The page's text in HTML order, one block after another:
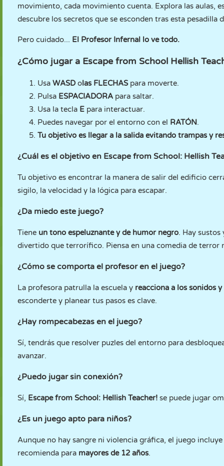
movimiento, cada movimiento cuenta. Explora las aulas,
descubre los secretos que se esconden tras esta pesadilla
Pero cuidado... El Profesor Infernal lo ve todo.
¿Cómo jugar a Escape from School Hellish
Usa WASD olas FLECHAS para moverte.
Pulsa ESPACIADORA para saltar.
Usa la tecla E para interactuar.
Puedes navegar por el entorno con el RATÓN.
Tu objetivo es llegar a la salida evitando trampas y
¿Cuál es el objetivo en Escape from School: Hellish
Tu objetivo es encontrar la manera de salir del edificio
sigilo, la velocidad y la lógica para escapar.
¿Da miedo este juego?
Tiene un tono espeluznante y de humor negro. Hay sustos
divertido que terrorífico. Piensa en una comedia de terror
¿Cómo se comporta el profesor en el juego?
La profesora patrulla la escuela y reacciona a los sonidos
esconderte y planear tus pasos es clave.
¿Hay rompecabezas en el juego?
Sí, tendrás que resolver puzles del entorno para
avanzar.
¿Puedo jugar sin conexión?
Sí, Escape from School: Hellish Teacher! se puede jugar
¿Es un juego apto para niños?
Aunque no hay sangre ni violencia gráfica, el juego
recomienda para mayores de 12 años.